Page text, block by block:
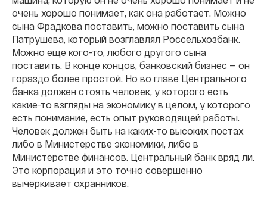
очень хорошо понимает, как она работает. Можно
сына Фрадкова поставить, можно поставить сына
Патрушева, который возглавлял Россельхозбанк.
Можно еще кого-то, любого другого сына
поставить. В конце концов, банковский бизнес — он
гораздо более простой. Но во главе Центрального
банка должен стоять человек, у которого есть
какие-то взгляды на экономику в целом, у которого
есть понимание, есть опыт руководящей работы.
Человек должен быть на каких-то высоких постах
либо в Министерстве экономики, либо в
Министерстве финансов. Центральный банк вряд ли.
Это корпорация и это точно совершенно
вычеркивает охранников.